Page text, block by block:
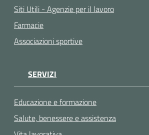
Siti Utili - Agenzie per il lavoro
Farmacie
Associazioni sportive
SERVIZI
Educazione e formazione
Salute, benessere e assistenza